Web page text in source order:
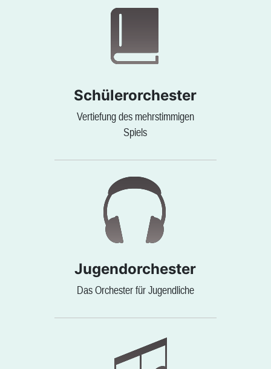
Schülerorchester
Vertiefung des mehrstimmigen
Spiels
Jugendorchester
Das Orchester für Jugendliche